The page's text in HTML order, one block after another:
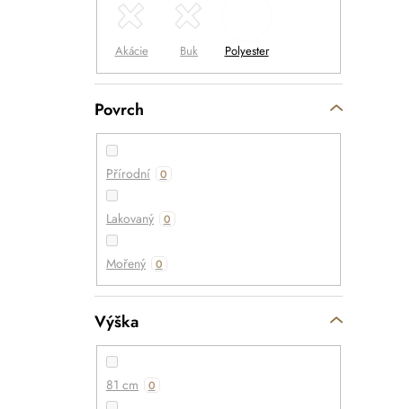
Povrch
Přírodní 0
Lakovaný 0
Mořený 0
Výška
81 cm 0